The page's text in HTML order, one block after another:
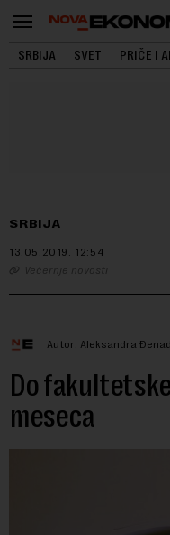
SRBIJA SVET PRIČE I
SRBIJA
13.05.2019. 12:54
Večernje novosti
Autor: Aleksandra
Do
meseca